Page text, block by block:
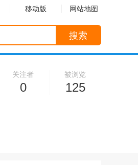
移动版 网站地图
搜索
被浏览
125
关注者
0